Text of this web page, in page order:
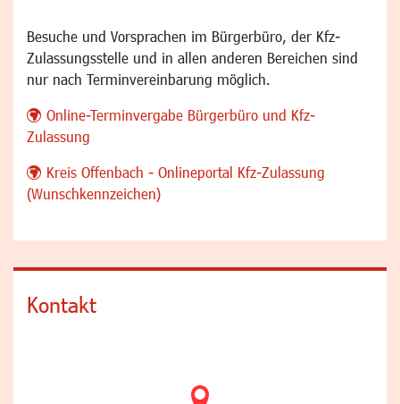
Besuche und Vorsprachen im Bürgerbüro, der Kfz-
Zulassungsstelle und in allen anderen Bereichen sind
nur nach Terminvereinbarung möglich.
Online-Terminvergabe Bürgerbüro und Kfz-
Zulassung
Kreis Offenbach - Onlineportal Kfz-Zulassung
(Wunschkennzeichen)
Kontakt